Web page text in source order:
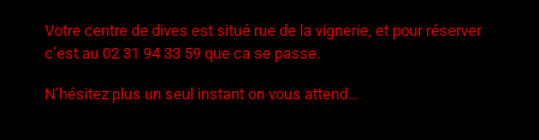
Votre centre de dives est situé rue de la vignerie, et pour réserver
c’est au 02 31 94 33 59 que ca se passe.
N’hésitez plus un seul instant on vous attend…